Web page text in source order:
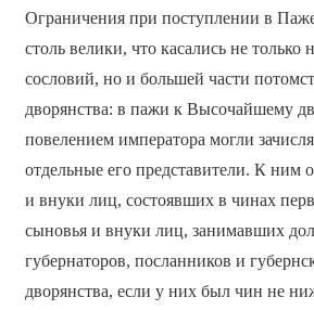
Ограничения при поступлении в
столь велики, что касались не только
сословий, но и большей части
дворянства: в пажи к Высочайшему
повелением императора могли
отдельные его представители. К ним
и внуки лиц, состоявших в чинах
сыновья и внуки лиц, занимавших
губернаторов, посланников и
дворянства, если у них был чин не